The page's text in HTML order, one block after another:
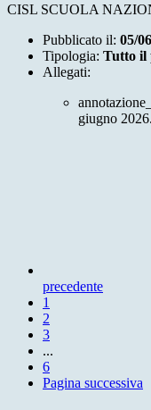
CISL SCUOLA
Pubblicato il: 05/
Tipologia: Tutto il
Allegati:
giugno
precedente
1
2
3
...
6
Pagina successiva